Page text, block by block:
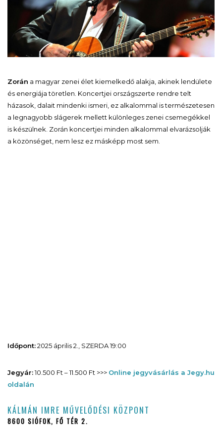
Zorán a magyar zenei élet kiemelkedő alakja, akinek lendülete
és energiája töretlen. Koncertjei országszerte rendre telt
házasok, dalait mindenki ismeri, ez alkalommal is természetesen
a legnagyobb slágerek mellett különleges zenei csemegékkel
is készülnek. Zorán koncertjei minden alkalommal elvarázsolják
a közönséget, nem lesz ez másképp most sem.
Időpont:2025 április 2., SZERDA 19:00
Jegyár:10.500 Ft – 11.500 Ft >>> Online jegyvásárlás a Jegy.hu
oldalán
KÁLMÁN IMRE MŰVELŐDÉSI KÖZPONT
8600 SIÓFOK, FŐ TÉR 2.